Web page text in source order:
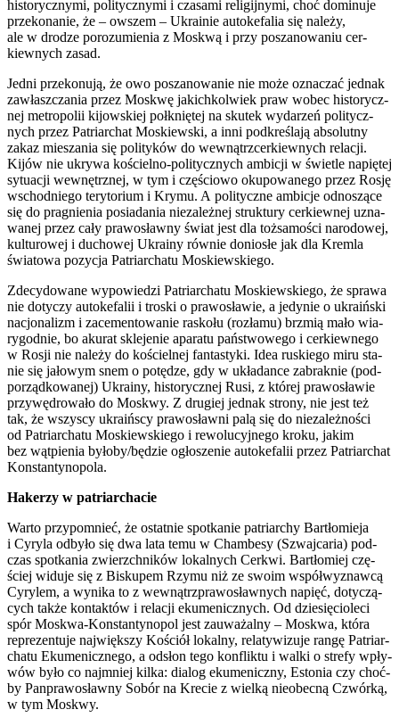
histo­rycz­ny­mi, poli­tycz­ny­mi i cza­sa­mi reli­gij­ny­mi, choć domi­nu­je
prze­ko­na­nie, że – owszem – Ukra­inie auto­ke­fa­lia się nale­ży,
ale w dro­dze poro­zu­mie­nia z Moskwą i przy posza­no­wa­niu cer­
kiew­nych zasad.
Jed­ni prze­ko­nu­ją, że owo posza­no­wa­nie nie może ozna­czać jed­nak
zawłasz­cza­nia przez Moskwę jakich­kol­wiek praw wobec histo­rycz­
nej metro­po­lii kijow­skiej połknię­tej na sku­tek wyda­rzeń poli­tycz­
nych przez Patriar­chat Moskiew­ski, a inni pod­kre­śla­ją abso­lut­ny
zakaz mie­sza­nia się poli­ty­ków do wewnątrz­cer­kiew­nych rela­cji.
Kijów nie ukry­wa kościel­no-poli­tycz­nych ambi­cji w świe­tle napię­tej
sytu­acji wewnętrz­nej, w tym i czę­ścio­wo oku­po­wa­ne­go przez Rosję
wschod­nie­go tery­to­rium i Kry­mu. A poli­tycz­ne ambi­cje odno­szą­ce
się do pra­gnie­nia posia­da­nia nie­za­leż­nej struk­tu­ry cer­kiew­nej uzna­
wa­nej przez cały pra­wo­sław­ny świat jest dla toż­sa­mo­ści naro­do­wej,
kul­tu­ro­wej i ducho­wej Ukra­iny rów­nie donio­słe jak dla Krem­la
świa­to­wa pozy­cja Patriar­cha­tu Moskiew­skie­go.
Zde­cy­do­wa­ne wypo­wie­dzi Patriar­cha­tu Moskiew­skie­go, że spra­wa
nie doty­czy auto­ke­fa­lii i tro­ski o pra­wo­sła­wie, a jedy­nie o ukra­iń­ski
nacjo­na­lizm i zace­men­to­wa­nie rasko­łu (roz­ła­mu) brzmią mało wia­
ry­god­nie, bo aku­rat skle­je­nie apa­ra­tu pań­stwo­we­go i cer­kiew­ne­go
w Rosji nie nale­ży do kościel­nej fan­ta­sty­ki. Idea ruskie­go miru sta­
nie się jało­wym snem o potę­dze, gdy w ukła­dan­ce zabrak­nie (pod­
po­rząd­ko­wa­nej) Ukra­iny, histo­rycz­nej Rusi, z któ­rej pra­wo­sła­wie
przy­wę­dro­wa­ło do Moskwy. Z dru­giej jed­nak stro­ny, nie jest też
tak, że wszy­scy ukra­iń­scy pra­wo­sław­ni palą się do nie­za­leż­no­ści
od Patriar­cha­tu Moskiew­skie­go i rewo­lu­cyj­ne­go kro­ku, jakim
bez wąt­pie­nia byłoby/będzie ogło­sze­nie auto­ke­fa­lii przez Patriar­chat
Kon­stan­ty­no­po­la.
Hake­rzy w patriar­cha­cie
War­to przy­po­mnieć, że ostat­nie spo­tka­nie patriar­chy Bar­tło­mie­ja
i Cyry­la odby­ło się dwa lata temu w Cham­be­sy (Szwaj­ca­ria) pod­
czas spo­tka­nia zwierzch­ni­ków lokal­nych Cer­kwi. Bar­tło­miej czę­
ściej widu­je się z Bisku­pem Rzy­mu niż ze swo­im współ­wy­znaw­cą
Cyry­lem, a wyni­ka to z wewnątrz­pra­wo­sław­nych napięć, doty­czą­
cych tak­że kon­tak­tów i rela­cji eku­me­nicz­nych. Od dzie­się­cio­le­ci
spór Moskwa-Kon­stan­ty­no­pol jest zauwa­żal­ny – Moskwa, któ­ra
repre­zen­tu­je naj­więk­szy Kościół lokal­ny, rela­ty­wi­zu­je ran­gę Patriar­
cha­tu Eku­me­nicz­ne­go, a odsłon tego kon­flik­tu i wal­ki o stre­fy wpły­
wów było co naj­mniej kil­ka: dia­log eku­me­nicz­ny, Esto­nia czy choć­
by Pan­pra­wo­sław­ny Sobór na Kre­cie z wiel­ką nie­obec­ną Czwór­ką,
w tym Moskwy.